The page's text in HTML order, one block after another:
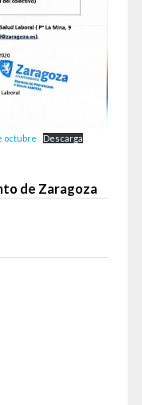
octubre Descarga
de Zaragoza